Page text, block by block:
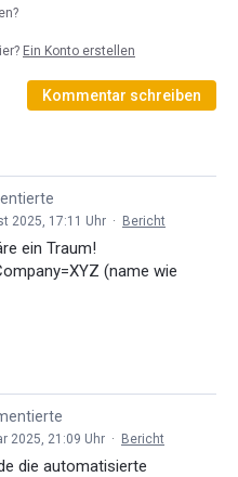
Ein Konto erstellen
Kommentar schreiben
2025, 17:11 Uhr · Bericht
ein Traum!
(name wie
2025, 21:09 Uhr · Bericht
die automatisierte